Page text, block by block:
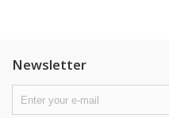
Newsletter